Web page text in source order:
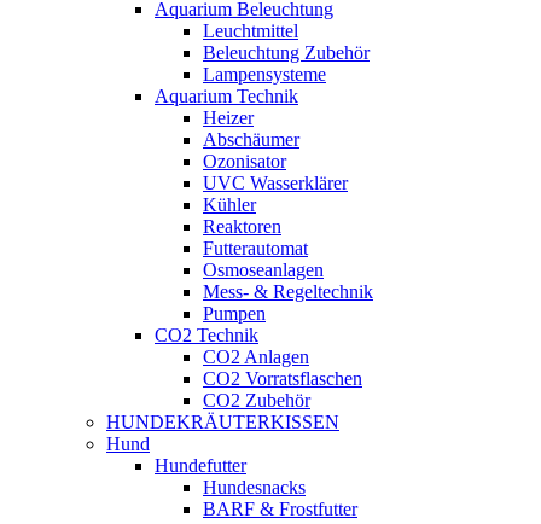
Aquarium Beleuchtung
Leuchtmittel
Beleuchtung Zubehör
Lampensysteme
Aquarium Technik
Heizer
Abschäumer
Ozonisator
UVC Wasserklärer
Kühler
Reaktoren
Futterautomat
Osmoseanlagen
Mess- & Regeltechnik
Pumpen
CO2 Technik
CO2 Anlagen
CO2 Vorratsflaschen
CO2 Zubehör
HUNDEKRÄUTERKISSEN
Hund
Hundefutter
Hundesnacks
BARF & Frostfutter